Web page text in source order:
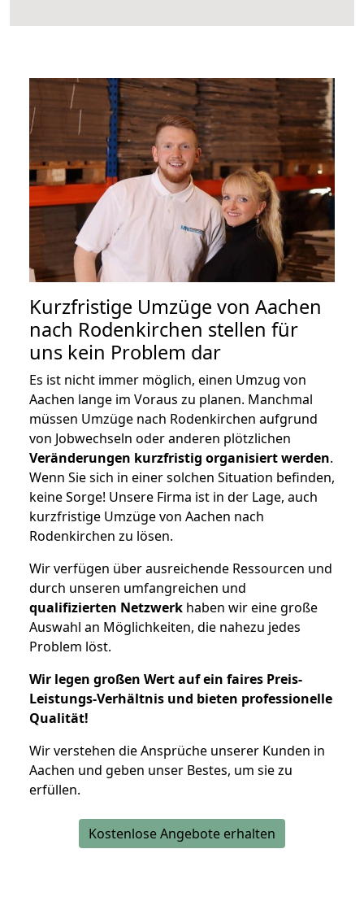
Kurzfristige Umzüge von Aachen
nach Rodenkirchen stellen für
uns kein Problem dar
Es ist nicht immer möglich, einen Umzug von
Aachen lange im Voraus zu planen. Manchmal
müssen Umzüge nach Rodenkirchen aufgrund
von Jobwechseln oder anderen plötzlichen
Veränderungen kurzfristig organisiert werden.
Wenn Sie sich in einer solchen Situation befinden,
keine Sorge! Unsere Firma ist in der Lage, auch
kurzfristige Umzüge von Aachen nach
Rodenkirchen zu lösen.
Wir verfügen über ausreichende Ressourcen und
durch unseren umfangreichen und
qualifizierten Netzwerk haben wir eine große
Auswahl an Möglichkeiten, die nahezu jedes
Problem löst.
Wir legen großen Wert auf ein faires Preis-
Leistungs-Verhältnis und bieten professionelle
Qualität!
Wir verstehen die Ansprüche unserer Kunden in
Aachen und geben unser Bestes, um sie zu
erfüllen.
Kostenlose Angebote erhalten